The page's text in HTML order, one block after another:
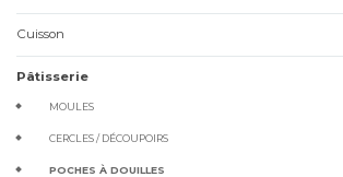
Cuisson
Pâtisserie
MOULES
CERCLES / DÉCOUPOIRS
POCHES À DOUILLES